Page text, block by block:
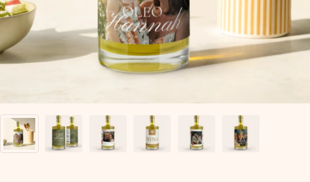
ihrem Namen, deinem Foto oder einer Nachricht von
Herzen. Kein Stress, nur pure Liebe für den perfekten
Moment.